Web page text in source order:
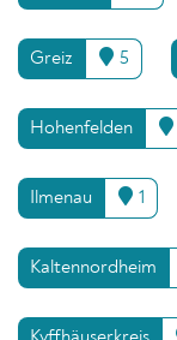
Greiz 5
Hohenfelden
Ilmenau 1
Kaltennordheim